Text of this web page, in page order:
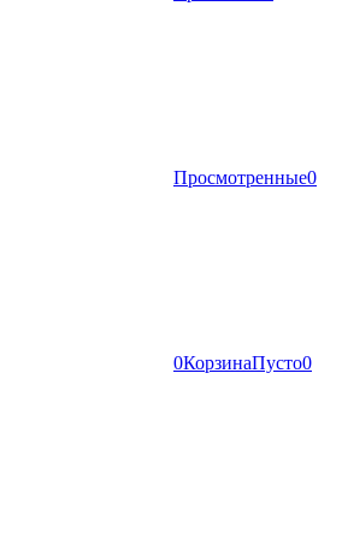
Просмотренные0
0КорзинаПусто0